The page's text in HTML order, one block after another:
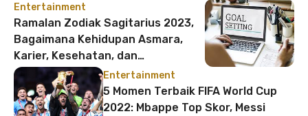
Entertainment
Ramalan Zodiak Sagitarius 2023,
Bagaimana Kehidupan Asmara,
Karier, Kesehatan, dan
Keuanganmu?
Entertainment
5 Momen Terbaik FIFA World Cup
2022: Mbappe Top Skor, Messi